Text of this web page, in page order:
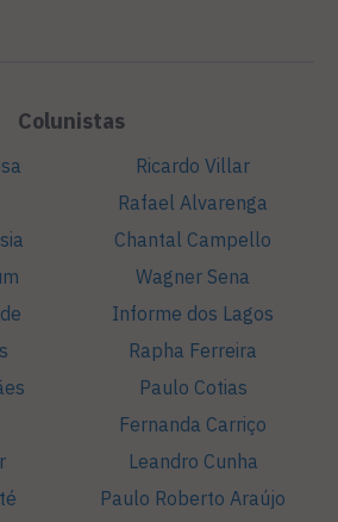
Colunistas
Ricardo Villar
Rafael Alvarenga
Chantal Campello
Wagner Sena
Informe dos Lagos
Rapha Ferreira
Paulo Cotias
Fernanda Carriço
Leandro Cunha
Paulo Roberto Araújo